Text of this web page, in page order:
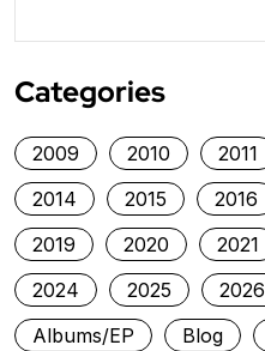
Categories
2009 2010 2011
2014
2015 2016
2019
2020 2021
2024
2025 2026
Albums/EP
Blog